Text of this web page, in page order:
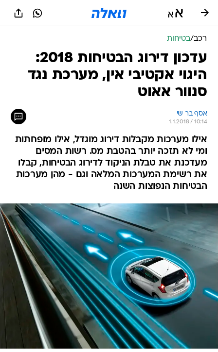
רכב/בטיחות
עדכון דירוג הבטיחות 2018:
היגוי אקטיבי אין, מערכת נגד
סנוור אאוט
אסף בר שי
1.1.2018 / 10:14
אילו מערכות מקבלות דירוג מוגדל, אילו מופחתות
ומי לא תזכה יותר בהטבת מס. רשות המסים
מעדכנת את טבלת הניקוד לדירוג הבטיחות, קבלו
את רשימת המערכות המלאה וגם - מהן מערכות
הבטיחות הנפוצות השנה